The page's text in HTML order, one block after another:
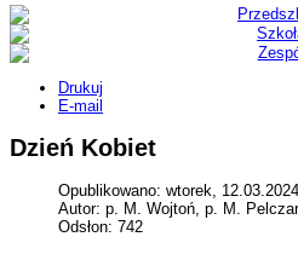
Drukuj
E-mail
Dzień Kobiet
Opublikowano: wtorek, 12.03.2024
Autor: p. M. Wojtoń, p. M.
Odsłon: 742